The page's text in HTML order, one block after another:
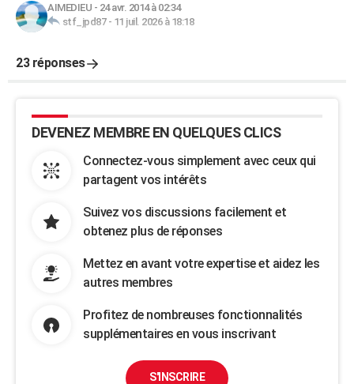
AIMEDIEU - 24 avr. 2014 à 02:34
stf_jpd87- 11 juil. 2026 à 18:18
23 réponses
DEVENEZ MEMBRE EN QUELQUES CLICS
Connectez-vous simplement avec ceux qui
partagent vos intérêts
Suivez vos discussions facilement et
obtenez plus de réponses
Mettez en avant votre expertise et aidez les
autres membres
Profitez de nombreuses fonctionnalités
supplémentaires en vous inscrivant
S'INSCRIRE